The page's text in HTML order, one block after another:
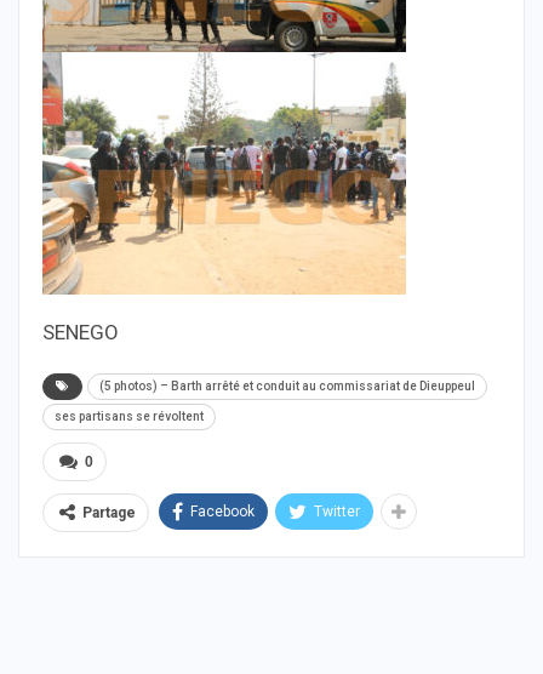
SENEGO
(5 photos) – Barth arrêté et conduit au commissariat de Dieuppeul
ses partisans se révoltent
0
Partage Facebook Twitter